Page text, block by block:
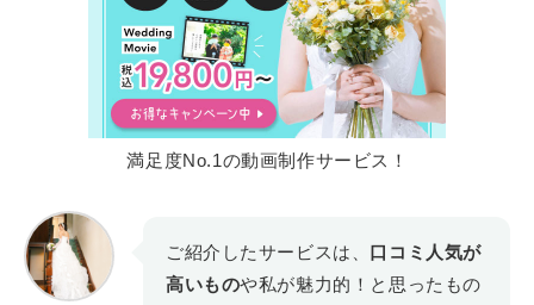
満足度No.1の動画制作サービス！
ご紹介したサービスは、
口コミ人気が
高いものや私が魅力的！と思ったもの